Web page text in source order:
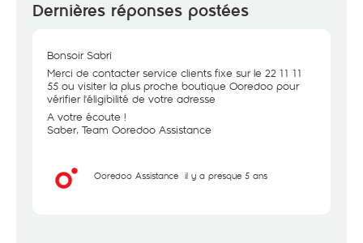
Dernières réponses postées
Bonsoir Sabri
Merci de contacter service clients fixe sur le 22 11 11
55 ou visiter la plus proche boutique Ooredoo pour
vérifier l'éligibilité de votre adresse
A votre écoute !
Saber, Team Ooredoo Assistance
Ooredoo Assistance il y a presque 5 ans